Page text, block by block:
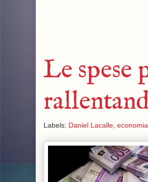
Le spese
Labels: Daniel Lacalle, economia